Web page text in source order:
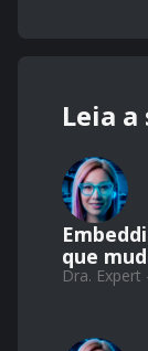
Leia
que
Dra.